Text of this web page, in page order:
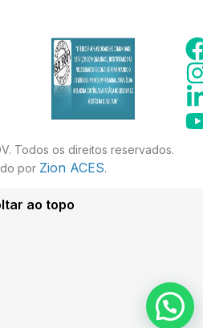
Todos os direitos reservados.
por Zion ACES.
ao topo